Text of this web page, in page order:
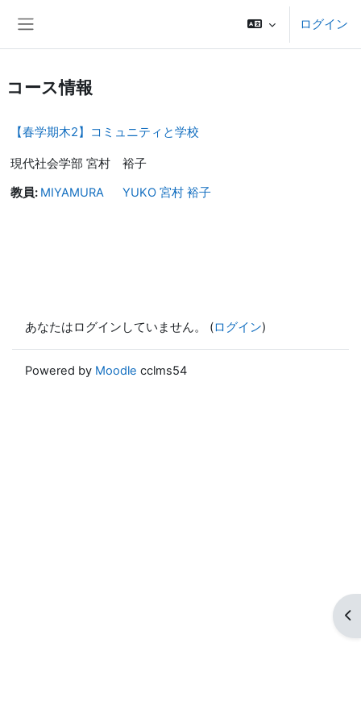
ログイン
ブ
コース情報
【春学期木2】コミュニティと学校
現代社会学部 宮村 裕子
教員: MIYAMURA YUKO 宮村 裕子
あなたはログインしていません。 (ログイン)
Powered by Moodle cclms54